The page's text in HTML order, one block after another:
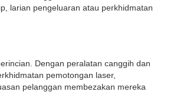
larian pengeluaran atau perkhidmatan
Dengan peralatan canggih dan
pemotongan laser,
pelanggan membezakan mereka